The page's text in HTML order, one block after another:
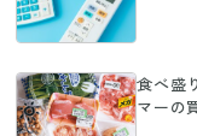
食べ盛
マーの